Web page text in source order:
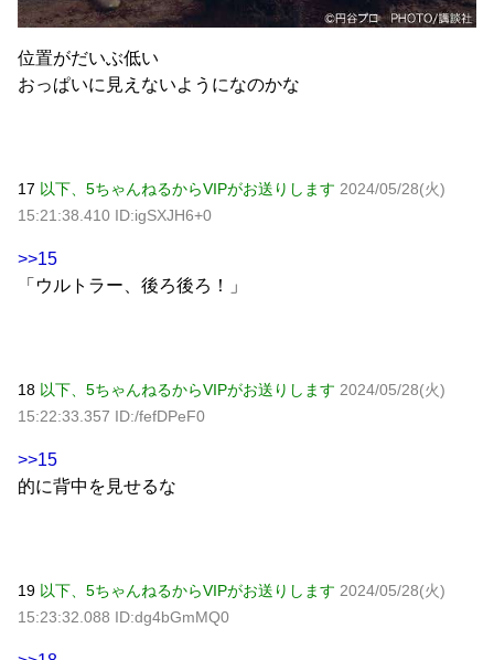
位置がだいぶ低い
おっぱいに見えないようになのかな
17 以下、5ちゃんねるからVIPがお送りします 2024/05/28(火)
15:21:38.410 ID:igSXJH6+0
>>15
「ウルトラー、後ろ後ろ！」
18 以下、5ちゃんねるからVIPがお送りします 2024/05/28(火)
15:22:33.357 ID:/fefDPeF0
>>15
的に背中を見せるな
19 以下、5ちゃんねるからVIPがお送りします 2024/05/28(火)
15:23:32.088 ID:dg4bGmMQ0